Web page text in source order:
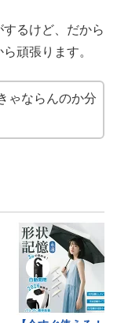
るけど、だから
頑張ります。
ゃならんのか分